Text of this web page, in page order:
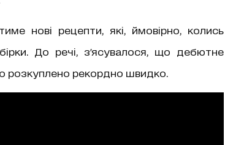
нові рецепти, які, ймовірно, колись
До речі, з'ясувалося, що дебютне
розкуплено рекордно швидко.